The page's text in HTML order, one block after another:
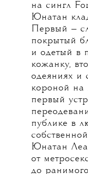
на сингл
Юнатан
Первый —
покрытый
и одетый в
кожанку,
одеяниях и
короной на
первый
публике в
Юнатан
от
до